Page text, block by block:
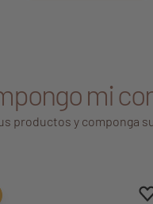
mi
productos y componga